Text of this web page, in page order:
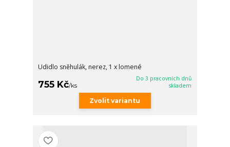
Udidlo sněhulák, nerez, 1 x lomené
755 Kč/ks
Do 3 pracovních dnů
skladem
Zvolit variantu